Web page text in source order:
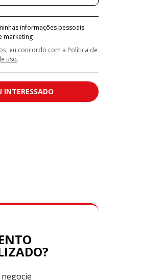
informações pessoais
marketing
eu concordo com a Política de
uso.
INTERESSADO